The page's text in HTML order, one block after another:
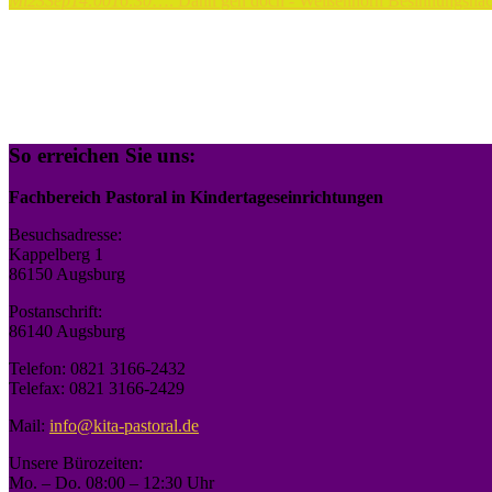
So erreichen Sie uns:
Fachbereich Pastoral in Kindertageseinrichtungen
Besuchsadresse:
Kappelberg 1
86150 Augsburg
Postanschrift:
86140 Augsburg
Telefon: 0821 3166-2432
Telefax: 0821 3166-2429
Mail: info@kita-pastoral.de
Unsere Bürozeiten:
Mo. – Do. 08:00 – 12:30 Uhr